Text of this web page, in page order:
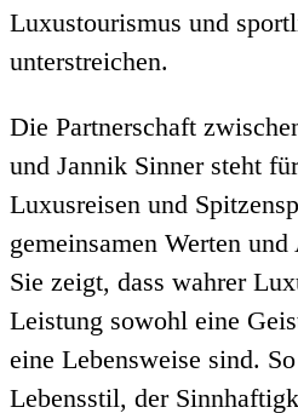
Luxustourismus und
unterstreichen.
Die Partnerschaft
und Jannik Sinner steht
Luxusreisen und
gemeinsamen Werten
Sie zeigt, dass wahrer
Leistung sowohl eine
eine Lebensweise sind.
Lebensstil, der